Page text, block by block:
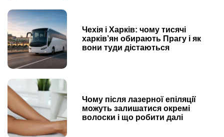
Чехія і Харків: чому тисячі
харків’ян обирають Прагу і як
вони туди дістаються
Чому після лазерної епіляції
можуть залишатися окремі
волоски і що робити далі